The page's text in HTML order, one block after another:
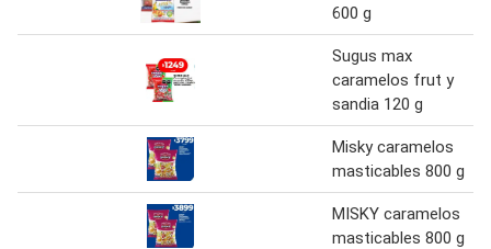
600 g
Sugus max
caramelos frut y
sandia 120 g
Misky caramelos
masticables 800 g
MISKY caramelos
masticables 800 g